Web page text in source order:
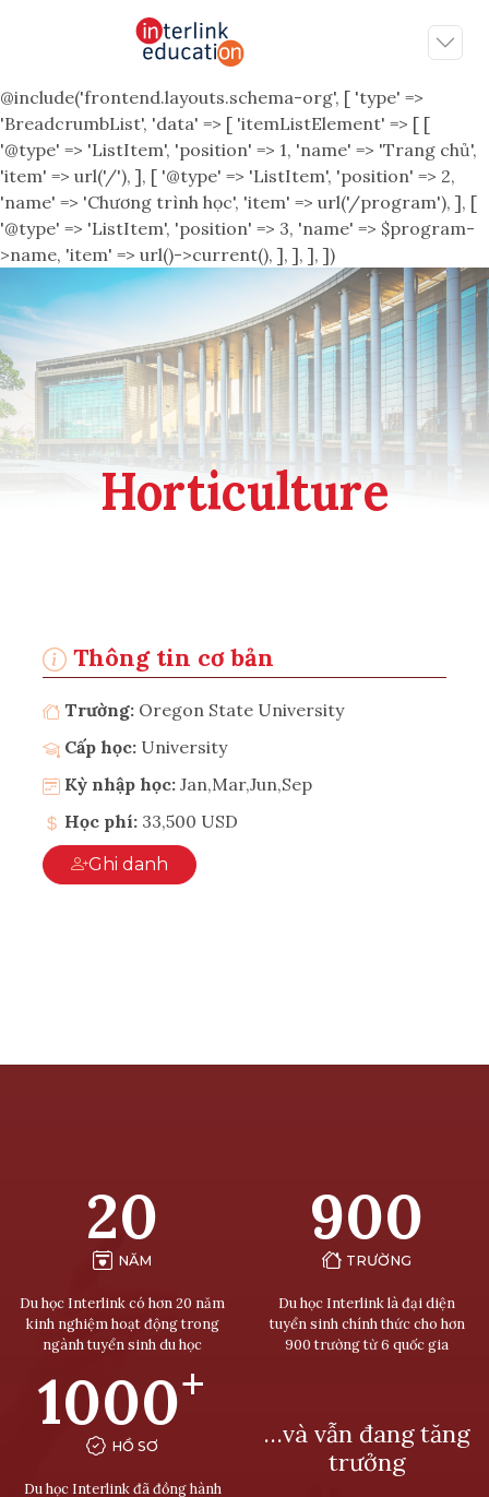
@include('frontend.layouts.schema-org', [ 'type' =>
'BreadcrumbList', 'data' => [ 'itemListElement' => [ [
'@type' => 'ListItem', 'position' => 1, 'name' => 'Trang chủ',
'item' => url('/'), ], [ '@type' => 'ListItem', 'position' => 2,
'name' => 'Chương trình học', 'item' => url('/program'), ], [
'@type' => 'ListItem', 'position' => 3, 'name' => $program-
>name, 'item' => url()->current(), ], ], ], ])
Horticulture
Thông tin cơ bản
Trường: Oregon State University
Cấp học: University
Kỳ nhập học: Jan,Mar,Jun,Sep
Học phí: 33,500 USD
Ghi danh
20
NĂM
Du học Interlink có hơn 20 năm
kinh nghiệm hoạt động trong
ngành tuyển sinh du học
900
TRƯỜNG
Du học Interlink là đại diện
tuyển sinh chính thức cho hơn
900 trường từ 6 quốc gia
1000+
HỒ SƠ
Du học Interlink đã đồng hành
…và vẫn đang tăng
trưởng